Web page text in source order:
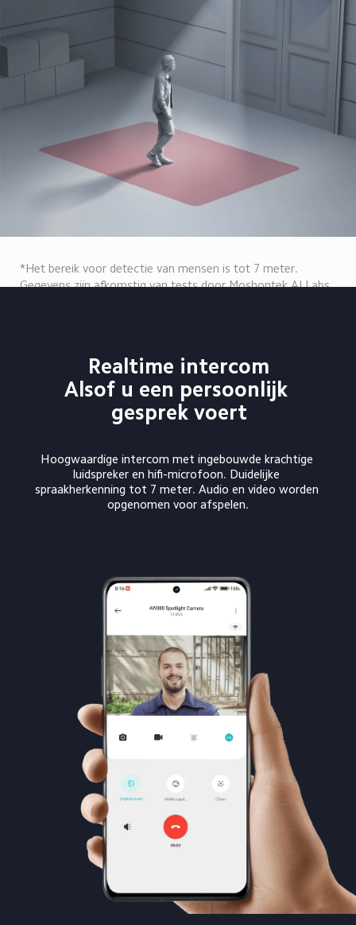
*Het bereik voor detectie van mensen is tot 7 meter.
Gegevens zijn afkomstig van tests door Moshontek AI Labs.
Realtime intercom
Alsof u een persoonlijk
gesprek voert
Hoogwaardige intercom met ingebouwde krachtige
luidspreker en hifi-microfoon. Duidelijke
spraakherkenning tot 7 meter. Audio en video worden
opgenomen voor afspelen.